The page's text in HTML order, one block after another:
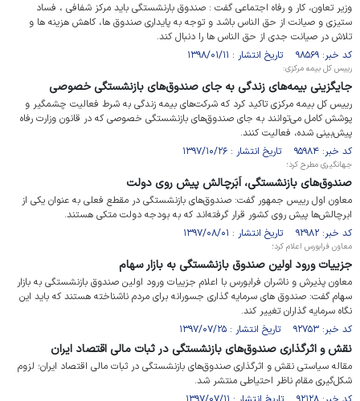
وزیر تعاون، کار و رفاه اجتماعی گفت : صندوق بارنشستگی باید مرکز شفافی ، فساد
ستیزی و صیانت از حق الناس باشد و توجه به پایداری صندوق ها، کاهش هزینه ها و
تلاش در صیانت جدی از حق الناس ها را دنبال کند.
کد خبر: ۹۸۵۶۹ تاریخ انتشار : ۱۳۹۸/۰۱/۱۱
رییس کل بیمه مرکزی:
جایگزینی بیمه‌های زندگی به جای صندوق‌های بازنشستگی خصوصی
رییس کل بیمه مرکزی تاکید کرد که شرکت‌های بیمه زندگی به شرط فعالیت چشمگیر و
پوشش کامل می‌توانند به جای صندوق‌های بازنشستگی خصوصی که در قانون وزارت رفاه
پیش‌بینی شده، فعالیت کنند.
کد خبر: ۹۵۹۸۴ تاریخ انتشار : ۱۳۹۷/۱۰/۲۶
جهانگیری مطرح کرد؛
صندوق‌های بازنشستگی، اَبَرچالش پیش روی دولت
معاون اول رییس جمهور گفت: صندوق‌های بازنشستگی در مقطع فعلی به عنوان یکی از
ابرچالش‌ها پیش روی کشور قرار گرفته‌اند که به بودجه دولت متکی هستند.
کد خبر: ۹۲۹۸۲ تاریخ انتشار : ۱۳۹۷/۰۸/۰۱
معاون فرابورس اعلام کرد؛
جزییات ورود اولین صندوق بازنشستگی به بازار سهام
معاون پذیرش و ناشران فرابورس با اعلام جزییات ورود اولین صندوق بازنشستگی به بازار
سهام گفت: صندوق های سرمایه گذاری جسورانه برای مردم ناشناخته هستند که باید این
نگاه سرمایه گذاران تغییر کند.
کد خبر: ۹۲۷۵۳ تاریخ انتشار : ۱۳۹۷/۰۷/۲۵
نقش و اثرگذاری صندوق‌های بازنشستگی در ثبات مالی اقتصاد ایران
مقاله سیاستی نقش و اثرگذاری صندوق‌های بازنشستگی در ثبات مالی اقتصاد ایران؛ لزوم
شکل‌گیری مقام ناظر احتیاطی منتشر شد.